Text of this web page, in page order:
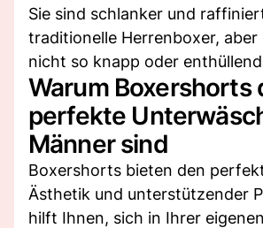
Sie sind schlanker und
traditionelle Herrenboxer, aber
nicht so knapp oder
Warum Boxershorts
perfekte
Männer sind
Boxershorts bieten den
Ästhetik und unterstützender
hilft Ihnen, sich in Ihrer